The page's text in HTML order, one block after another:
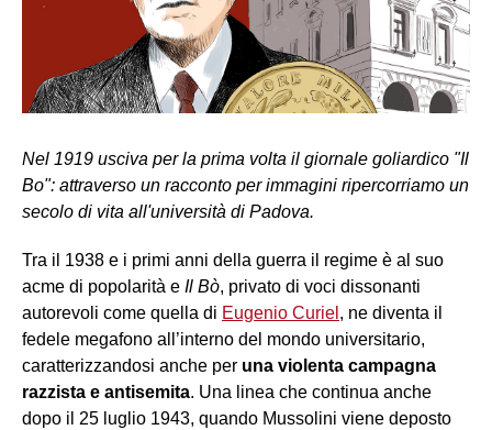
Nel 1919 usciva per la prima volta il giornale goliardico "Il
Bo": attraverso un racconto per immagini ripercorriamo un
secolo di vita all'università di Padova.
Tra il 1938 e i primi anni della guerra il regime è al suo
acme di popolarità e Il Bò, privato di voci dissonanti
autorevoli come quella di Eugenio Curiel , ne diventa il
fedele megafono all’interno del mondo universitario,
caratterizzandosi anche per una violenta campagna
razzista e antisemita. Una linea che continua anche
dopo il 25 luglio 1943, quando Mussolini viene deposto